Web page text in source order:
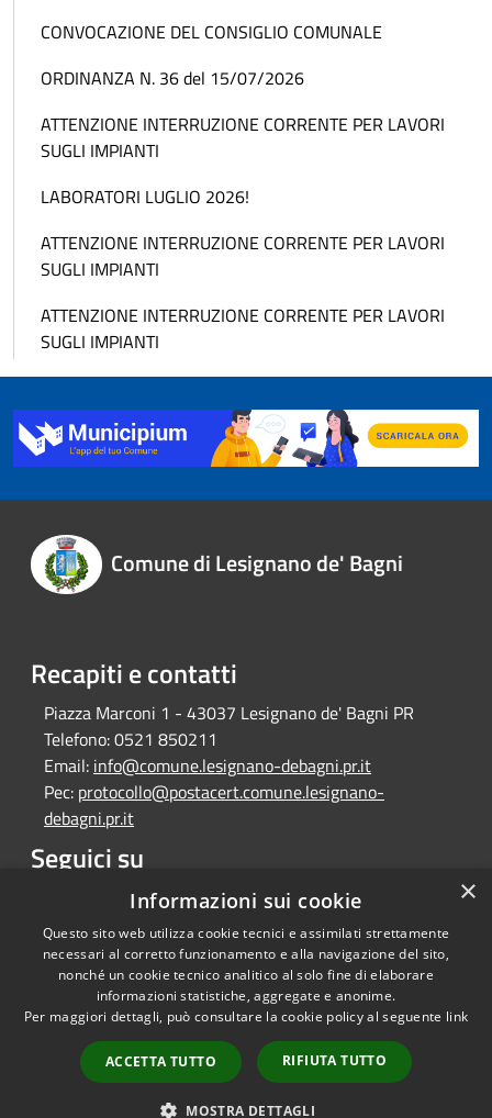
CONVOCAZIONE DEL CONSIGLIO COMUNALE
ORDINANZA N. 36 del 15/07/2026
ATTENZIONE INTERRUZIONE CORRENTE PER LAVORI
SUGLI IMPIANTI
LABORATORI LUGLIO 2026!
ATTENZIONE INTERRUZIONE CORRENTE PER LAVORI
SUGLI IMPIANTI
ATTENZIONE INTERRUZIONE CORRENTE PER LAVORI
SUGLI IMPIANTI
Comune di Lesignano de' Bagni
Recapiti e contatti
Piazza Marconi 1 - 43037 Lesignano de' Bagni PR
Telefono:0521 850211
Email: info@comune.lesignano-debagni.pr.it
Pec: protocollo@postacert.comune.lesignano-
debagni.pr.it
Seguici su
Facebook
Accessibilità
Copyright © 2026 • Comune di
Lesignano de' Bagni • Powered
byMunicipium
Accesso
redazione
×
Informazioni sui cookie
Questo sito web utilizza cookie tecnici e assimilati strettamente
necessari al corretto funzionamento e alla navigazione del sito,
nonché un cookie tecnico analitico al solo fine di elaborare
informazioni statistiche, aggregate e anonime.
Per maggiori dettagli, può consultare la cookie policy al seguente link
ACCETTA TUTTO RIFIUTA TUTTO
MOSTRA DETTAGLI